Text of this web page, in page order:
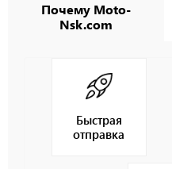
Почему Moto-
Nsk.com
Быстрая
отправка